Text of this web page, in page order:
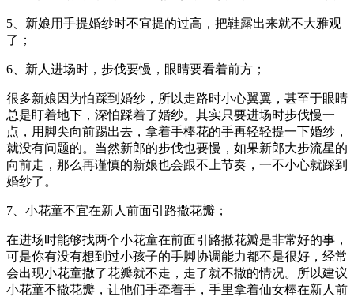
5、新娘用手提婚纱时不宜提的过高，把鞋露出来就不大雅观
了；
6、新人进场时，步伐要慢，眼睛要看着前方；
很多新娘因为怕踩到婚纱，所以走路时小心翼翼，甚至于眼睛
总是盯着地下，深怕踩着了婚纱。其实只要进场时步伐慢一
点，用脚尖向前踢出去，拿着手棒花的手再轻轻提一下婚纱，
就没有问题的。当然新郎的步伐也要慢，如果新郎大步流星的
向前走，那么再谨慎的新娘也会跟不上节奏，一不小心就踩到
婚纱了。
7、小花童不宜在新人前面引路撒花瓣；
在进场时能够找两个小花童在前面引路撒花瓣是非常好的事，
可是你有没有想到过小孩子的手脚协调能力都不是很好，经常
会出现小花童撒了花瓣就不走，走了就不撒的情况。所以建议
小花童不撒花瓣，让他们手牵着手，手里拿着仙女棒在新人前